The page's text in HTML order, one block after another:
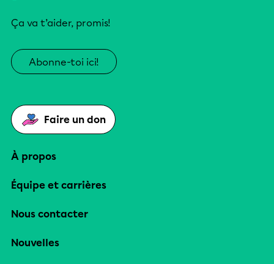
Ça va t’aider, promis!
Abonne-toi ici!
Faire un don
À propos
Équipe et carrières
Nous contacter
Nouvelles